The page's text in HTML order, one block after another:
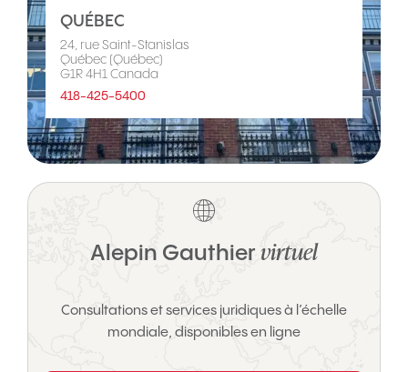
QUÉBEC
24, rue Saint-Stanislas
Québec (Québec)
G1R 4H1 Canada
418-425-5400
Alepin Gauthier virtuel
Consultations et services juridiques à l’échelle
mondiale, disponibles en ligne